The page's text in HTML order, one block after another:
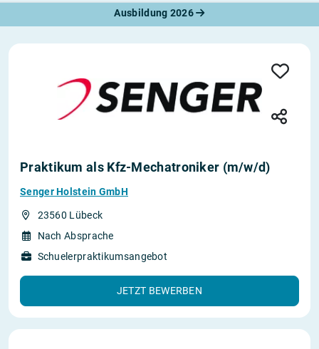
Ausbildung 2026
Praktikum als Kfz-Mechatroniker (m/w/d)
Senger Holstein GmbH
23560 Lübeck
Nach Absprache
Schuelerpraktikumsangebot
JETZT BEWERBEN